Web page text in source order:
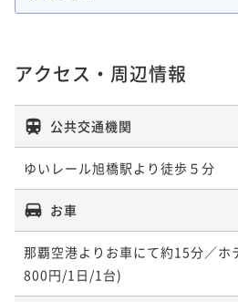
アクセス・周辺情報
公共交通機関
ゆいレール旭橋駅より徒歩５分
お車
那覇空港よりお車にて約15分／ホ
800円/1日/1台)